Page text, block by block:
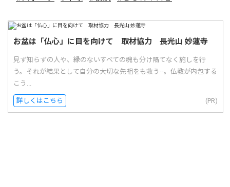
お盆は「仏心」に目を向けて 取材協力 長光山 妙蓮寺
見ず知らずの人や、縁のないすべての魂も分け隔てなく施しを行
う。それが結果として自分の大切な先祖をも救う--。仏教が内包する
こう...
詳しくはこちら (PR)